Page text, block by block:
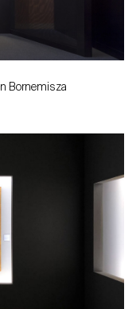
Bornemisza